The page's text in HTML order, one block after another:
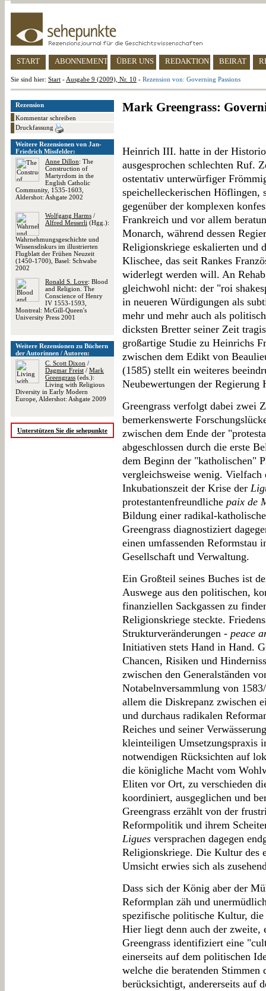
START ABONNEMENT ÜBER UNS REDAKTION BEIRAT
Sie sind hier: Start - Ausgabe 9 (2009), Nr. 10 - Rezension von: Governing Passions
Rezension
Kommentar schreiben
Druckfassung
Weitere Rezensionen von Jan-
Friedrich Missfelder:
Anne Dillon: The
Construction of
Martyrdom in the
English Catholic
Community, 1535-1603,
Aldershot: Ashgate 2002
Wolfgang Harms /
Alfred Messerli (Hgg.):
Wahrnehmungsgeschichte und
Wissensdiskurs im illustrierten
Flugblatt der Frühen Neuzeit
(1450-1700), Basel: Schwabe
2002
Ronald S. Love: Blood
and Religion. The
Conscience of Henry
IV 1553-1593,
Montreal: McGill-Queen's
University Press 2001
Weitere Rezensionen zu Büchern
der Autorinnen / Autoren:
C. Scott Dixon /
Dagmar Freist / Mark
Greengrass (eds.):
Living with Religious
Diversity in Early Modern
Europe, Aldershot: Ashgate 2009
Unterstützen Sie die sehepunkte
Mark Greengrass:
Heinrich III. hatte in der
ausgesprochen schlechten Ruf.
ostentativ unterwürfiger
speichelleckerischen Höflingen,
gegenüber der komplexen
Frankreich und vor allem
Monarch, während dessen
Religionskriege eskalierten und
Klischee, das seit Rankes
widerlegt werden will. An
gleichwohl nicht: der "roi
in neueren Würdigungen als
mehr und mehr auch als
dicksten Bretter seiner Zeit
großartige Studie zu Heinrichs
zwischen dem Edikt von
(1585) stellt ein weiteres
Neubewertungen der
Greengrass verfolgt dabei zwei
bemerkenswerte
zwischen dem Ende der
abgeschlossen durch die erste
dem Beginn der "katholischen"
vergleichsweise wenig. Vielfach
Inkubationszeit der Krise der
protestantenfreundliche paix de
Bildung einer radikal-
Greengrass diagnostiziert
einen umfassenden
Gesellschaft und Verwaltung.
Ein Großteil seines Buches ist
Auswege aus den politischen,
finanziellen Sackgassen zu
Religionskriege steckte.
Strukturveränderungen - peace
Initiativen stets Hand in Hand.
Chancen, Risiken und
zwischen den Generalständen
Notabelnversammlung von
allem die Diskrepanz zwischen
und durchaus radikalen
Reiches und seiner
kleinteiligen Umsetzungspraxis
notwendigen Rücksichten auf
die königliche Macht vom
Eliten vor Ort, zu verschieden
koordiniert, ausgeglichen und
Greengrass erzählt von der
Reformpolitik und ihrem
Ligues versprachen dagegen
Religionskriege. Die Kultur des
Umsicht erwies sich als
Dass sich der König aber der
Reformplan zäh und
spezifische politische Kultur,
Hier liegt denn auch der zweite,
Greengrass identifiziert eine
einerseits auf dem politischen
welche die beratenden Stimmen
berücksichtigt, andererseits auf